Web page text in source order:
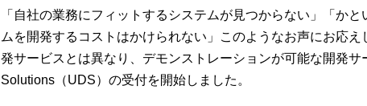
「自社の業務にフィットするシステムが見つからない」「か
ムを開発するコストはかけられない」このようなお声にお応
発サービスとは異なり、デモンストレーションが可能な開発サ
Solutions（UDS）の受付を開始しました。